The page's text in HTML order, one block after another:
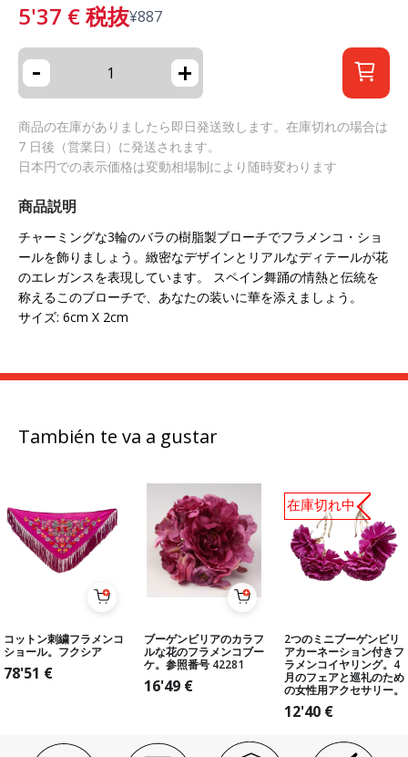
5'37 €税抜¥887
- +
商品の在庫がありましたら即日発送致します。在庫切れの場合は
7 日後（営業日）に発送されます。
日本円での表示価格は変動相場制により随時変わります
商品説明
チャーミングな3輪のバラの樹脂製ブローチでフラメンコ・ショ
ールを飾りましょう。緻密なデザインとリアルなディテールが花
のエレガンスを表現しています。 スペイン舞踊の情熱と伝統を
称えるこのブローチで、あなたの装いに華を添えましょう。
サイズ: 6cm X 2cm
También te va a gustar
コットン刺繍フラメンコ
ショール。フクシア
78'51 €
ブーゲンビリアのカラフ
ルな花のフラメンコブー
ケ。参照番号 42281
16'49 €
2つのミニブーゲンビリ
アカーネーション付きフ
ラメンコイヤリング。4
月のフェアと巡礼のため
の女性用アクセサリー。
12'40 €
在庫切れ中